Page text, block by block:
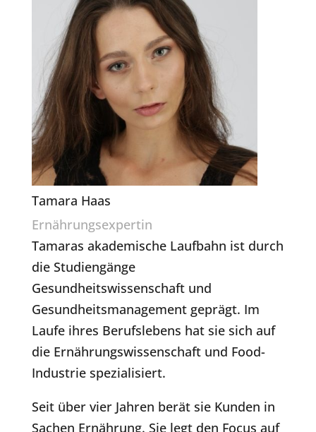
Tamara Haas
Ernährungsexpertin
Tamaras akademische Laufbahn ist durch
die Studiengänge
Gesundheitswissenschaft und
Gesundheitsmanagement geprägt. Im
Laufe ihres Berufslebens hat sie sich auf
die Ernährungswissenschaft und Food-
Industrie spezialisiert.
Seit über vier Jahren berät sie Kunden in
Sachen Ernährung. Sie legt den Focus auf